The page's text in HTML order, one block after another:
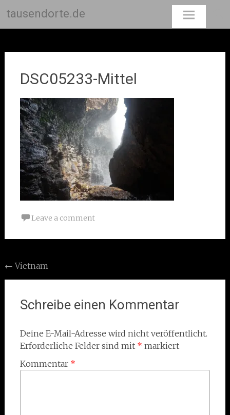
tausendorte.de
DSC05233-Mittel
Leave a comment
Post
navigation
← Vietnam
Schreibe einen Kommentar
Deine E-Mail-Adresse wird nicht veröffentlicht.
Erforderliche Felder sind mit * markiert
Kommentar *